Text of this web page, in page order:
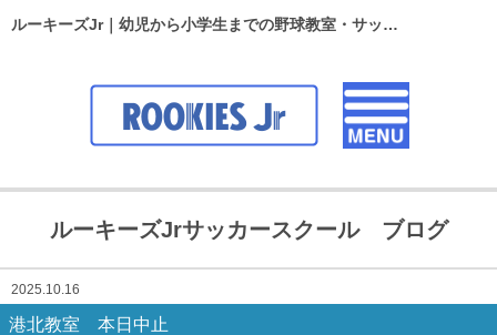
ルーキーズJr｜幼児から小学生までの野球教室・サッカースクール
ルーキーズJrサッカースクール ブログ
2025.10.16
港北教室 本日中止